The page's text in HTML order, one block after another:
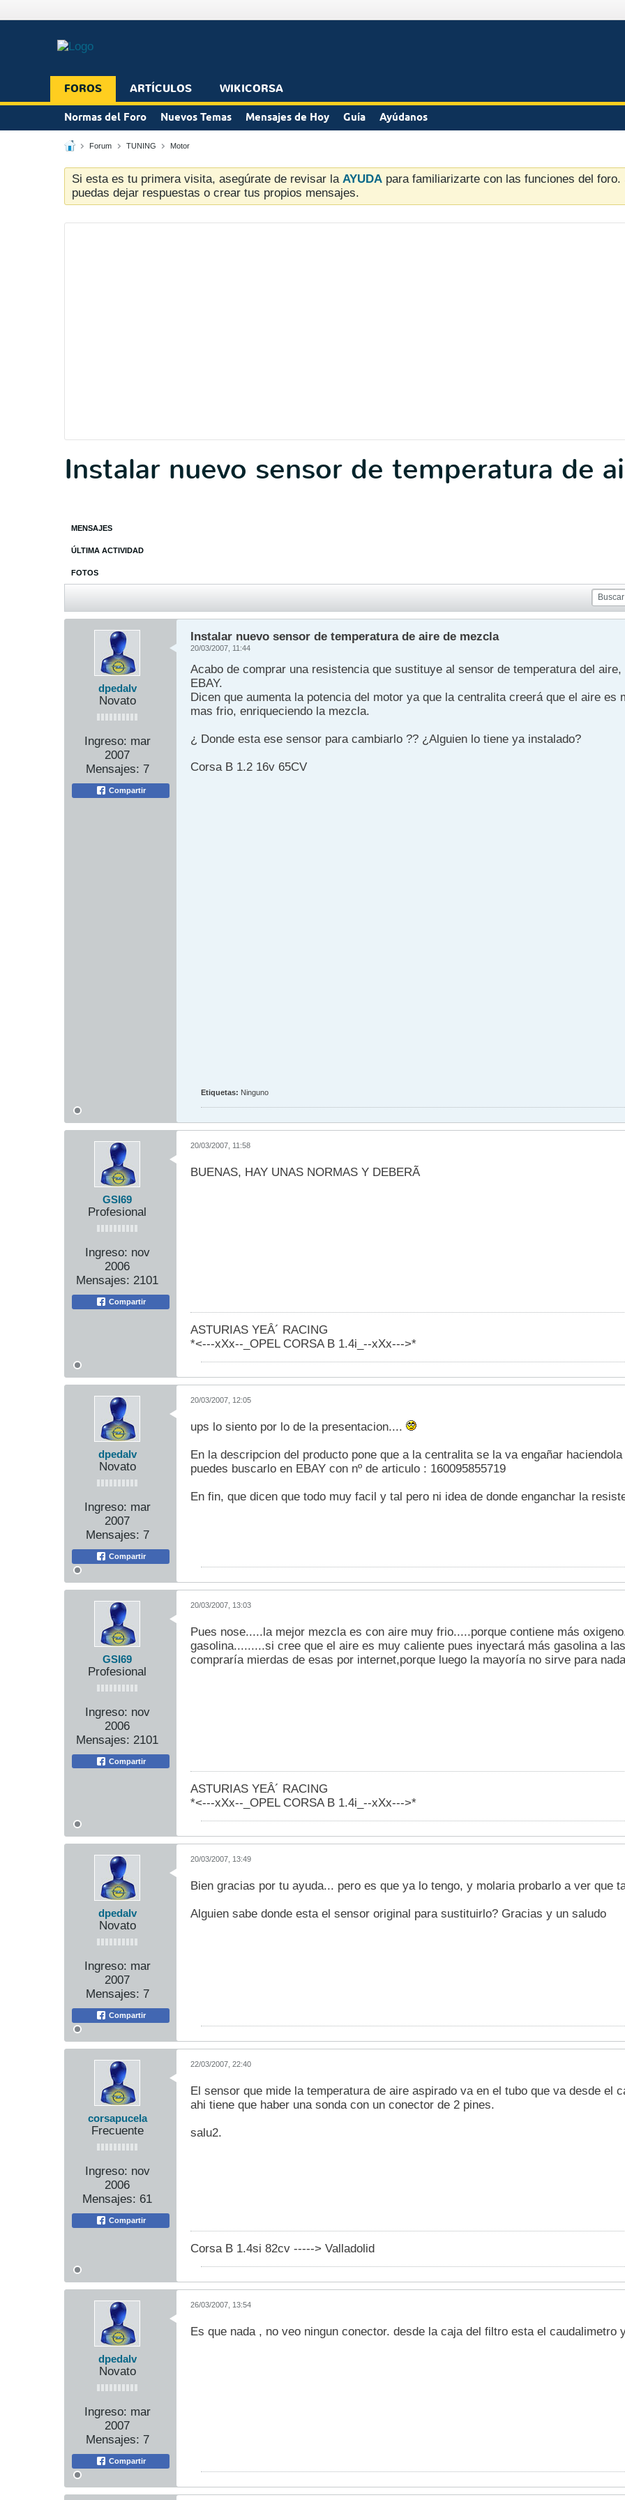
FOROS ARTÍCULOS WIKICORSA
Normas del Foro Nuevos Temas Mensajes de Hoy Guía Ayúdanos
Forum TUNING Motor
Si esta es tu primera visita, asegúrate de revisar la AYUDA para familiarizarte con las funciones del
puedas dejar respuestas o crear tus propios mensajes.
Instalar nuevo sensor de temperatura de
MENSAJES
ÚLTIMA ACTIVIDAD
FOTOS
dpedalv
Novato
Ingreso: mar
2007
Mensajes: 7
Compartir
Instalar nuevo sensor de temperatura de aire de mezcla
20/03/2007, 11:44
Acabo de comprar una resistencia que sustituye al sensor de temperatura del aire,
EBAY.
Dicen que aumenta la potencia del motor ya que la centralita creerá que el aire es
mas frio, enriqueciendo la mezcla.
¿ Donde esta ese sensor para cambiarlo ?? ¿Alguien lo tiene ya instalado?
Corsa B 1.2 16v 65CV
Etiquetas: Ninguno
GSI69
Profesional
Ingreso: nov
2006
Mensajes: 2101
Compartir
20/03/2007, 11:58
BUENAS, HAY UNAS NORMAS Y DEBERÃ
ASTURIAS YEÂ´ RACING
*<---xXx--_OPEL CORSA B 1.4i_--xXx--->*
dpedalv
Novato
Ingreso: mar
2007
Mensajes: 7
Compartir
20/03/2007, 12:05
ups lo siento por lo de la presentacion....
En la descripcion del producto pone que a la centralita se la va engañar
puedes buscarlo en EBAY con nº de articulo : 160095855719
En fin, que dicen que todo muy facil y tal pero ni idea de donde enganchar la
GSI69
Profesional
Ingreso: nov
2006
Mensajes: 2101
Compartir
20/03/2007, 13:03
Pues nose.....la mejor mezcla es con aire muy frio.....porque contiene más
gasolina.........si cree que el aire es muy caliente pues inyectará más gasolina a
compraría mierdas de esas por internet,porque luego la mayoría no sirve para
ASTURIAS YEÂ´ RACING
*<---xXx--_OPEL CORSA B 1.4i_--xXx--->*
dpedalv
Novato
Ingreso: mar
2007
Mensajes: 7
Compartir
20/03/2007, 13:49
Bien gracias por tu ayuda... pero es que ya lo tengo, y molaria probarlo a ver que
Alguien sabe donde esta el sensor original para sustituirlo? Gracias y un saludo
corsapucela
Frecuente
Ingreso: nov
2006
Mensajes: 61
Compartir
22/03/2007, 22:40
El sensor que mide la temperatura de aire aspirado va en el tubo que va desde el
ahi tiene que haber una sonda con un conector de 2 pines.
salu2.
Corsa B 1.4si 82cv -----> Valladolid
dpedalv
Novato
Ingreso: mar
2007
Mensajes: 7
Compartir
26/03/2007, 13:54
Es que nada , no veo ningun conector. desde la caja del filtro esta el caudalimetro